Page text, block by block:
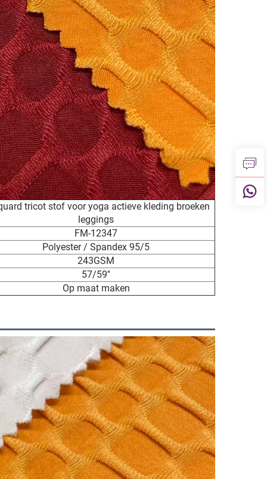
tricot stof voor yoga actieve kleding broeken
leggings
FM-12347
Polyester / Spandex 95/5
243GSM
57/59''
Op maat maken